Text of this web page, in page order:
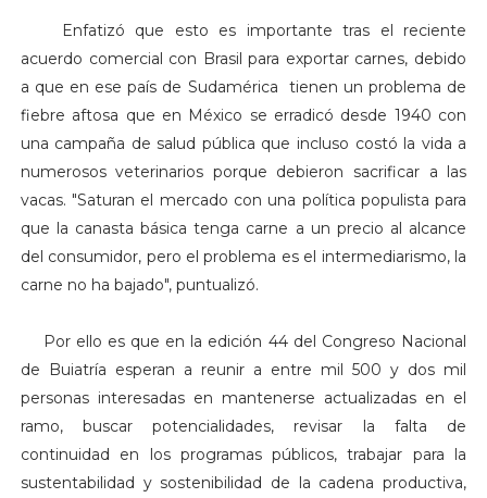
Enfatizó que esto es importante tras el reciente
acuerdo comercial con Brasil para exportar carnes, debido
a que en ese país de Sudamérica tienen un problema de
fiebre aftosa que en México se erradicó desde 1940 con
una campaña de salud pública que incluso costó la vida a
numerosos veterinarios porque debieron sacrificar a las
vacas. "Saturan el mercado con una política populista para
que la canasta básica tenga carne a un precio al alcance
del consumidor, pero el problema es el intermediarismo, la
carne no ha bajado", puntualizó.
Por ello es que en la edición 44 del Congreso Nacional
de Buiatría esperan a reunir a entre mil 500 y dos mil
personas interesadas en mantenerse actualizadas en el
ramo, buscar potencialidades, revisar la falta de
continuidad en los programas públicos, trabajar para la
sustentabilidad y sostenibilidad de la cadena productiva,